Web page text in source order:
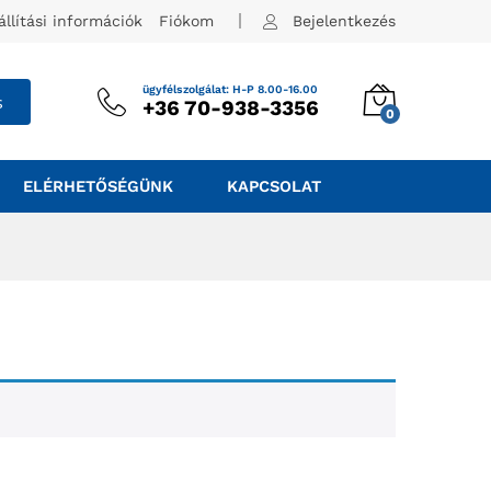
információk Fiókom Bejelentkezés
ügyfélszolgálat: H-P 8.00-16.00
+36 70-938-3356 0
ELÉRHETŐSÉGÜNK KAPCSOLAT